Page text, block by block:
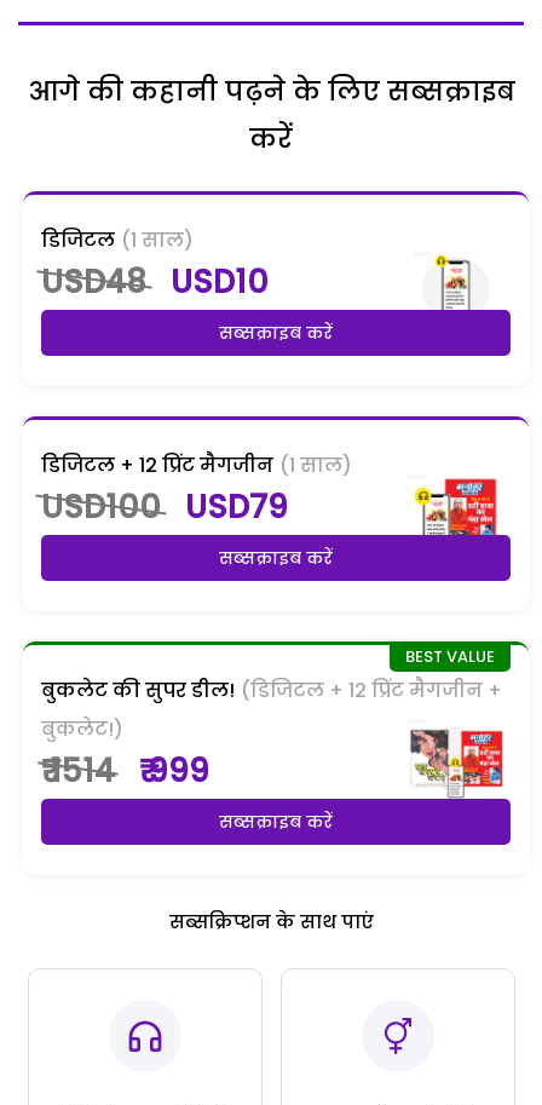
आगे की कहानी पढ़ने के लिए सब्सक्राइब
करें
डिजिटल (1 साल)
USD48 USD10
सब्सक्राइब करें
डिजिटल + 12 प्रिंट मैगजीन (1 साल)
USD100 USD79
सब्सक्राइब करें
बुकलेट की सुपर डील! (डिजिटल + 12 प्रिंट मैगजीन +
बुकलेट!)
₹ 1514 ₹ 999
सब्सक्राइब करें
सब्सक्रिप्शन के साथ पाएं